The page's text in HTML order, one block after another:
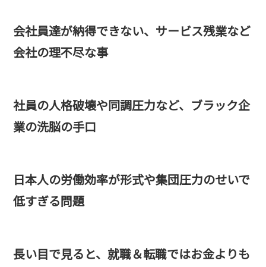
会社員達が納得できない、サービス残業など
会社の理不尽な事
社員の人格破壊や同調圧力など、ブラック企
業の洗脳の手口
日本人の労働効率が形式や集団圧力のせいで
低すぎる問題
長い目で見ると、就職＆転職ではお金よりも